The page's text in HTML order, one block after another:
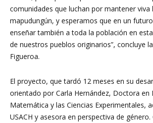
comunidades que luchan por mantener viva
mapudungún, y esperamos que en un
enseñar también a toda la población en
de nuestros pueblos originarios”, concluye
Figueroa.
El proyecto, que tardó 12 meses en su
orientado por Carla Hernández, Doctora en
Matemática y las Ciencias Experimentales,
USACH y asesora en perspectiva de género.